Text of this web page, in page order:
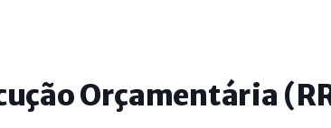
Orçamentária